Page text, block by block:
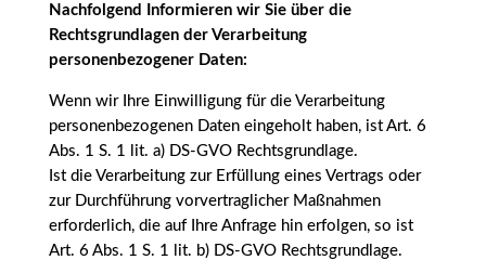
Nachfolgend Informieren wir Sie über die
Rechtsgrundlagen der Verarbeitung
personenbezogener Daten:
Wenn wir Ihre Einwilligung für die Verarbeitung
personenbezogenen Daten eingeholt haben, ist Art. 6
Abs. 1 S. 1 lit. a) DS-GVO Rechtsgrundlage.
Ist die Verarbeitung zur Erfüllung eines Vertrags oder
zur Durchführung vorvertraglicher Maßnahmen
erforderlich, die auf Ihre Anfrage hin erfolgen, so ist
Art. 6 Abs. 1 S. 1 lit. b) DS-GVO Rechtsgrundlage.